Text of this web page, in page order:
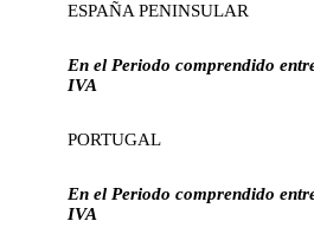
ESPAÑA PENINSULAR
En el Periodo comprendido
IVA
PORTUGAL
En el Periodo comprendido
IVA